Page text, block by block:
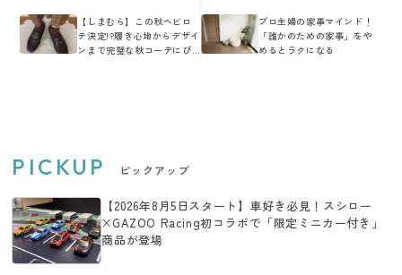
【しまむら】この秋ヘビロ
テ決定!?履き心地からデザイ
ンまで完璧な秋コーデにぴ
プロ主婦の家事マインド！
「誰かのための家事」をや
めるとラクになる
PICKUP ピックアップ
【2026年8月5日スタート】車好き必見！スシロー
×GAZOO Racing初コラボで「限定ミニカー付き」
商品が登場